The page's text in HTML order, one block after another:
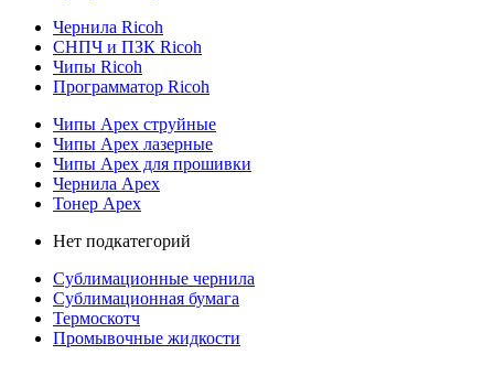
Чернила Ricoh
СНПЧ и ПЗК Ricoh
Чипы Ricoh
Программатор Ricoh
Чипы Apex струйные
Чипы Apex лазерные
Чипы Apex для прошивки
Чернила Apex
Тонер Apex
Нет подкатегорий
Сублимационные чернила
Сублимационная бумага
Термоскотч
Промывочные жидкости